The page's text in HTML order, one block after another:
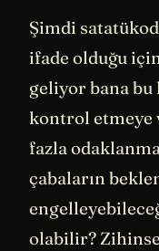
Şimdi
ifade olduğu
geliyor bana bu
kontrol etmeye
fazla
çabaların
olabilir?